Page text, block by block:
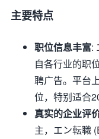
主要特点
职位信息丰富:
自各行业的职
聘广告。平台
位，特别适合
真实的企业评
主，エン転職